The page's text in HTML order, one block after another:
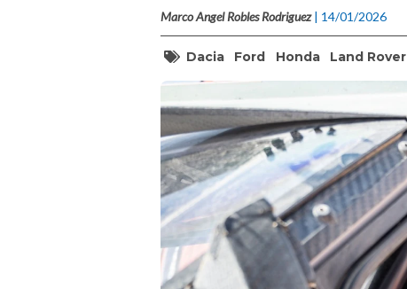
Marco Angel Robles Rodriguez | 14/01/2026
Dacia Ford Honda Land Rover